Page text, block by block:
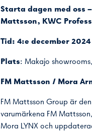
Starta dagen med oss
Mattsson, KWC
Tid: 4:e december
Plats: Makajo
FM Mattsson / Mora
FM Mattsson Group är
varumärkena FM
Mora LYNX och